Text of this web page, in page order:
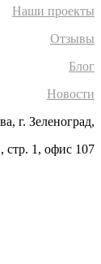
Наши проекты
Отзывы
Блог
Новости
г. Зеленоград,
стр. 1, офис 107